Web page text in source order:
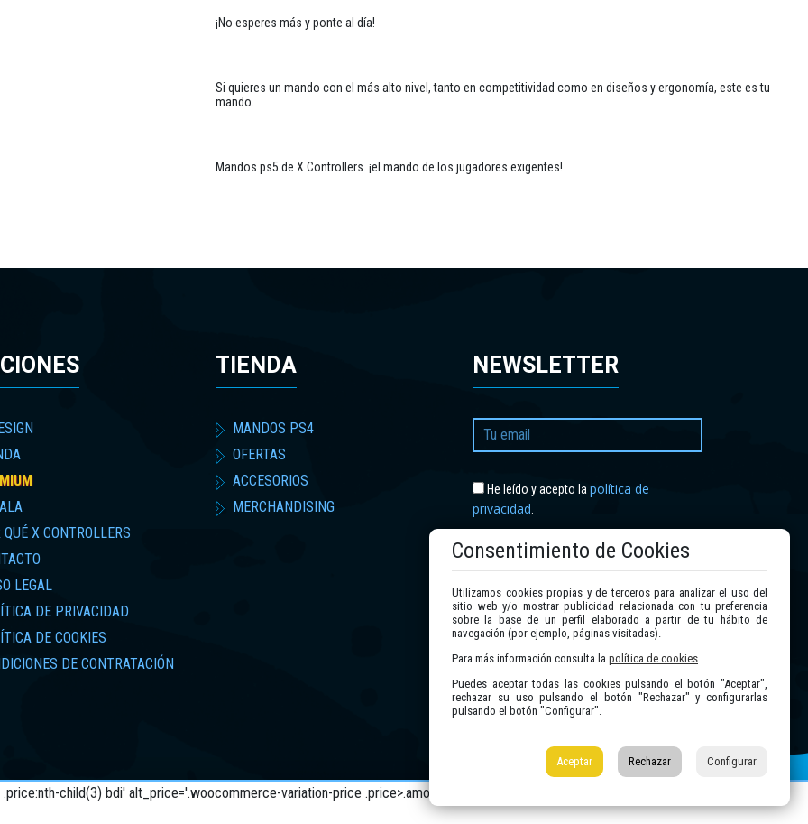
¡No esperes más y ponte al día!
Si quieres un mando con el más alto nivel, tanto en competitividad como en diseños y ergonomía, este es tu
mando.
Mandos ps5 de X Controllers. ¡el mando de los jugadores exigentes!
QUÉ X CONTROLLERS
LEGAL
DE PRIVACIDAD
DE COOKIES
DE CONTRATACIÓN
TIENDA
MANDOS PS4
OFERTAS
ACCESORIOS
MERCHANDISING
NEWSLETTER
He leído y acepto la política de
privacidad
Enviar
child(3) bdi' alt_price='.woocommerce-variation-price .price>.amount,.woocommerce-variation-price .price ins .amount'
Consentimiento de Cookies
Utilizamos cookies propias y de terceros para analizar el uso del
sitio web y/o mostrar publicidad relacionada con tu preferencia
sobre la base de un perfil elaborado a partir de tu hábito de
navegación (por ejemplo, páginas visitadas).
Para más información consulta la política de cookies.
Puedes aceptar todas las cookies pulsando el botón "Aceptar",
rechazar su uso pulsando el botón "Rechazar" y configurarlas
pulsando el botón "Configurar".
Aceptar Rechazar Configurar